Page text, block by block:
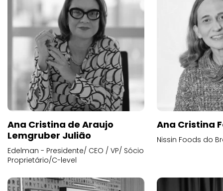
Ana Cristina de Araujo
Lemgruber Julião
Edelman - Presidente/ CEO / VP/ Sócio
Proprietário/C-level
Ana Cristina
Nissin Foods do